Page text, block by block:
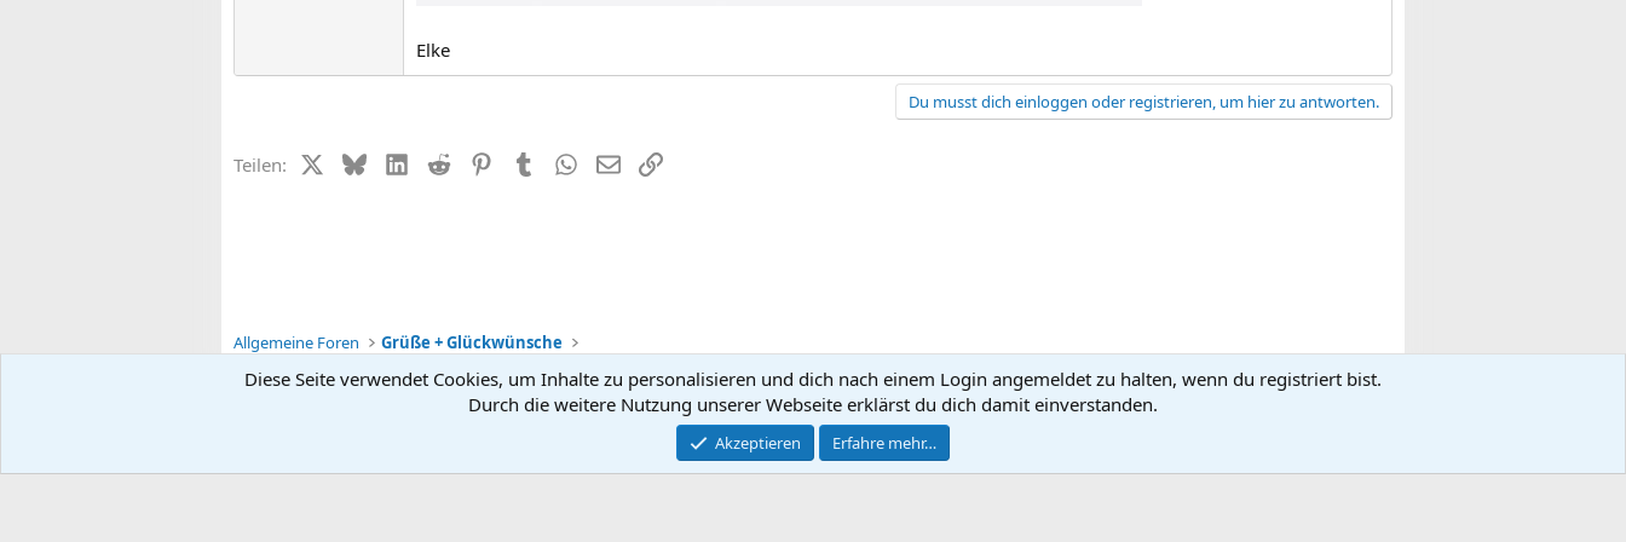
Elke
Du musst dich einloggen oder registrieren, um hier zu antworten.
Teilen: X (Twitter)
BlueskyLinkedIn
Reddit PinterestTumblrWhatsApp
E-MailLink
Allgemeine Foren Grüße + Glückwünsche
Kontakt Nutzungsbedingungen Datenschutz
Community platform by XenForo ® © 2010-2026 XenForo Ltd.
Diese Seite verwendet Cookies, um Inhalte zu personalisieren und dich nach einem Login angemeldet zu halten, wenn du registriert bist.
Durch die weitere Nutzung unserer Webseite erklärst du dich damit einverstanden.
Akzeptieren Erfahre mehr…